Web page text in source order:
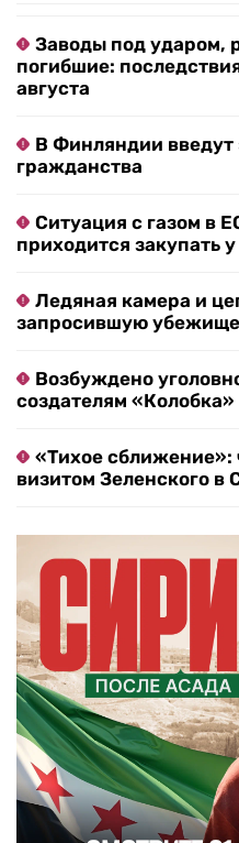
Заводы под ударом,
погибшие:
августа
В Финляндии введут
гражданства
Ситуация с газом в
приходится закупать
Ледяная камера и
запросившую
Возбуждено
создателям «Колобка»
«Тихое сближение»:
визитом Зеленского в